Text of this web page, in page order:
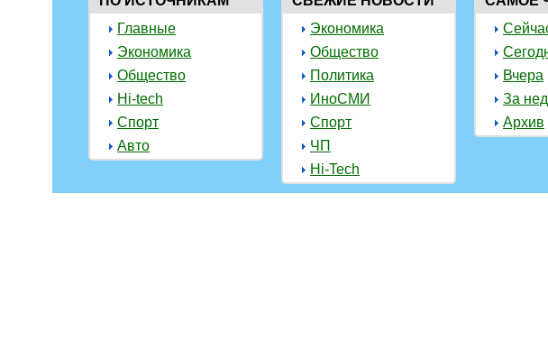
Главные
Экономика
Общество
Hi-tech
Спорт
Авто
Экономика
Общество
Политика
ИноСМИ
Спорт
ЧП
Hi-Tech
Вчера
За
Архив